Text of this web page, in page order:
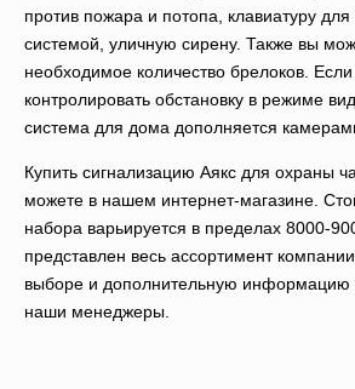
против пожара и потопа, клавиатуру
системой, уличную сирену. Также вы
необходимое количество брелоков.
контролировать обстановку в режиме
система для дома дополняется
Купить сигнализацию Аякс для охраны
можете в нашем интернет-магазине.
набора варьируется в пределах 8000-
представлен весь ассортимент
выборе и дополнительную информацию
наши менеджеры.